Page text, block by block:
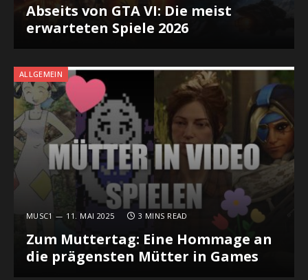
Abseits von GTA VI: Die meist
erwarteten Spiele 2026
ALLGEMEIN
MUSC1 11. MAI 2025 3 MINS READ
Zum Muttertag: Eine Hommage an
die prägensten Mütter in Games